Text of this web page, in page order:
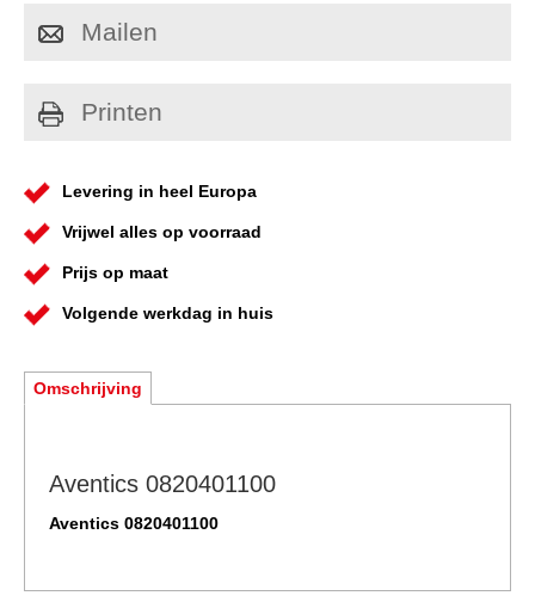
Mailen
Printen
Levering in heel Europa
Vrijwel alles op voorraad
Prijs op maat
Volgende werkdag in huis
Omschrijving
Aventics 0820401100
Aventics 0820401100